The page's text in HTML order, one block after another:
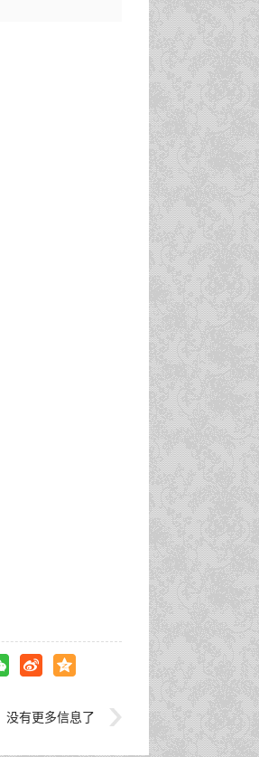
没有更多信息了